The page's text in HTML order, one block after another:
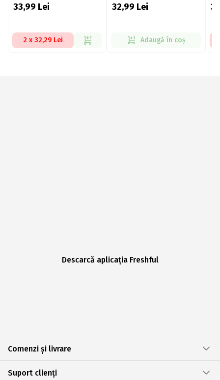
33,99 Lei
2 x 32,29 Lei
32,99 Lei
Adaugă în coș
Descarcă aplicația Freshful
Comenzi și livrare
Suport clienți